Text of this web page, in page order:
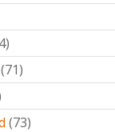
(71)
(73)